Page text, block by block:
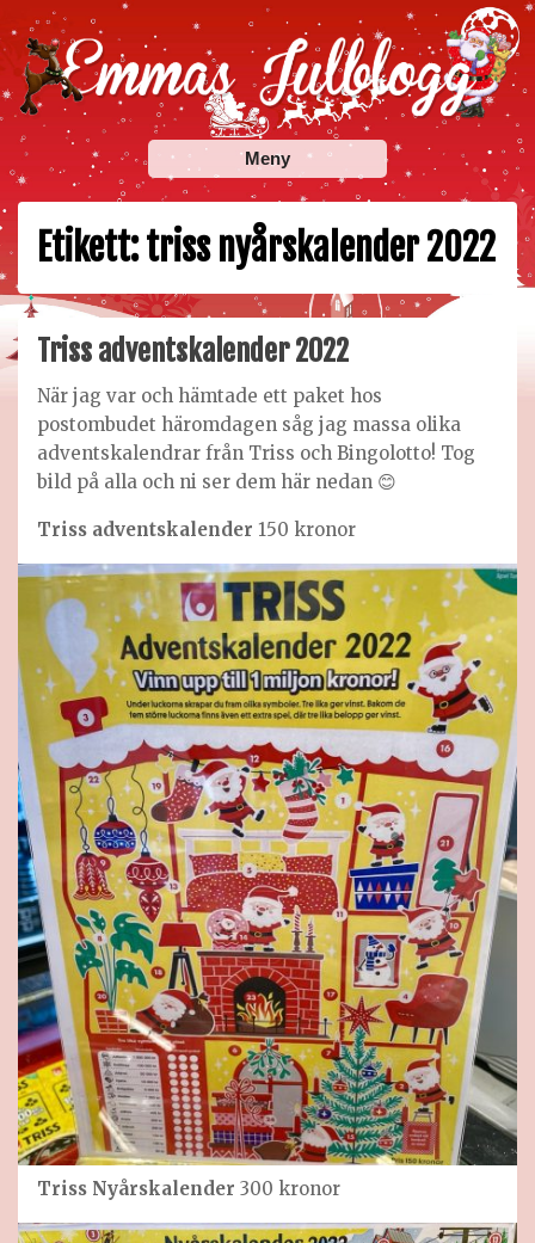
Skip
to
content
Emmas Julblogg
Julbloggar om julnyheter, julklappstips, julkalendrar,
adventskalendrar , julpyssel och julrecept!
Meny
Etikett:triss nyårskalender 2022
Triss adventskalender 2022
När jag var och hämtade ett paket hos
postombudet häromdagen såg jag massa olika
adventskalendrar från Triss och Bingolotto! Tog
bild på alla och ni ser dem här nedan 😊
Triss adventskalender 150 kronor
Triss Nyårskalender 300 kronor